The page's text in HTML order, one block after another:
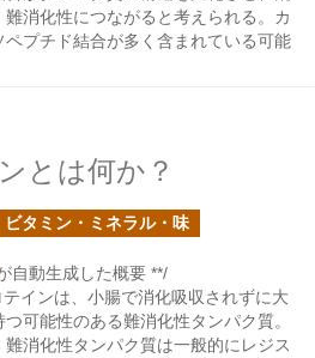
消化性につながると考えられる。カ
プチド結合が多く含まれている可能
とは何か？
ビタミン・ミネラル・味
自動生成した概要 **/
インは、小腸で消化吸収されずに大
可能性のある難消化性タンパク質。
消化性タンパク質は一般的にレジス